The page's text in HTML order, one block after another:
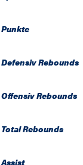
Punkte
Defensiv Rebounds
Offensiv Rebounds
Total Rebounds
Assist